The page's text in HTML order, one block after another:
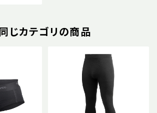
同じカテゴリの商品